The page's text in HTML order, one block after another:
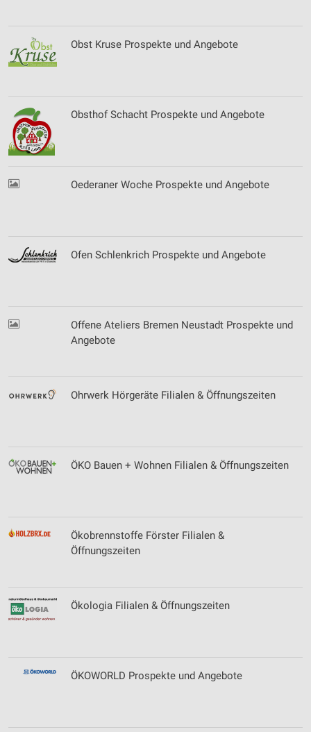
Obst Kruse Prospekte und Angebote
Obsthof Schacht Prospekte und Angebote
Oederaner Woche Prospekte und Angebote
Ofen Schlenkrich Prospekte und Angebote
Offene Ateliers Bremen Neustadt Prospekte und
Angebote
Ohrwerk Hörgeräte Filialen & Öffnungszeiten
ÖKO Bauen + Wohnen Filialen & Öffnungszeiten
Ökobrennstoffe Förster Filialen &
Öffnungszeiten
Ökologia Filialen & Öffnungszeiten
ÖKOWORLD Prospekte und Angebote